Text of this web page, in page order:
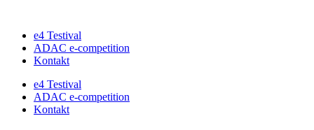
springene4 Testival
ADAC e-competition
Kontakt
e4 Testival
ADAC e-competition
Kontakt